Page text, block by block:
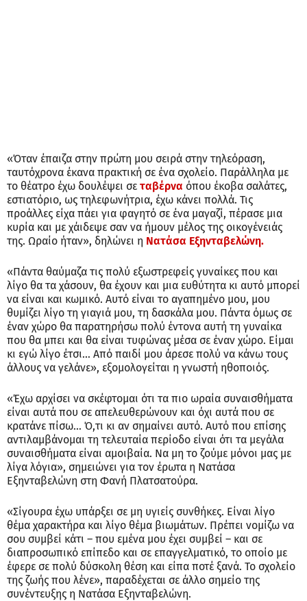
«Όταν έπαιζα στην πρώτη μου σειρά στην τηλεόραση,
ταυτόχρονα έκανα πρακτική σε ένα σχολείο. Παράλληλα με
το θέατρο έχω δουλέψει σε ταβέρνα όπου έκοβα σαλάτες,
εστιατόριο, ως τηλεφωνήτρια, έχω κάνει πολλά. Τις
προάλλες είχα πάει για φαγητό σε ένα μαγαζί, πέρασε μια
κυρία και με χάιδεψε σαν να ήμουν μέλος της οικογένειάς
της. Ωραίο ήταν», δηλώνει η Νατάσα Εξηνταβελώνη.
«Πάντα θαύμαζα τις πολύ εξωστρεφείς γυναίκες που και
λίγο θα τα χάσουν, θα έχουν και μια ευθύτητα κι αυτό μπορεί
να είναι και κωμικό. Αυτό είναι το αγαπημένο μου, μου
θυμίζει λίγο τη γιαγιά μου, τη δασκάλα μου. Πάντα όμως σε
έναν χώρο θα παρατηρήσω πολύ έντονα αυτή τη γυναίκα
που θα μπει και θα είναι τυφώνας μέσα σε έναν χώρο. Είμαι
κι εγώ λίγο έτσι… Από παιδί μου άρεσε πολύ να κάνω τους
άλλους να γελάνε», εξομολογείται η γνωστή ηθοποιός.
«Έχω αρχίσει να σκέφτομαι ότι τα πιο ωραία συναισθήματα
είναι αυτά που σε απελευθερώνουν και όχι αυτά που σε
κρατάνε πίσω… Ό,τι κι αν σημαίνει αυτό. Αυτό που επίσης
αντιλαμβάνομαι τη τελευταία περίοδο είναι ότι τα μεγάλα
συναισθήματα είναι αμοιβαία. Να μη το ζούμε μόνοι μας με
λίγα λόγια», σημειώνει για τον έρωτα η Νατάσα
Εξηνταβελώνη στη Φανή Πλατσατούρα.
«Σίγουρα έχω υπάρξει σε μη υγιείς συνθήκες. Είναι λίγο
θέμα χαρακτήρα και λίγο θέμα βιωμάτων. Πρέπει νομίζω να
σου συμβεί κάτι – που εμένα μου έχει συμβεί – και σε
διαπροσωπικό επίπεδο και σε επαγγελματικό, το οποίο με
έφερε σε πολύ δύσκολη θέση και είπα ποτέ ξανά. Το σχολείο
της ζωής που λένε», παραδέχεται σε άλλο σημείο της
συνέντευξης η Νατάσα Εξηνταβελώνη.